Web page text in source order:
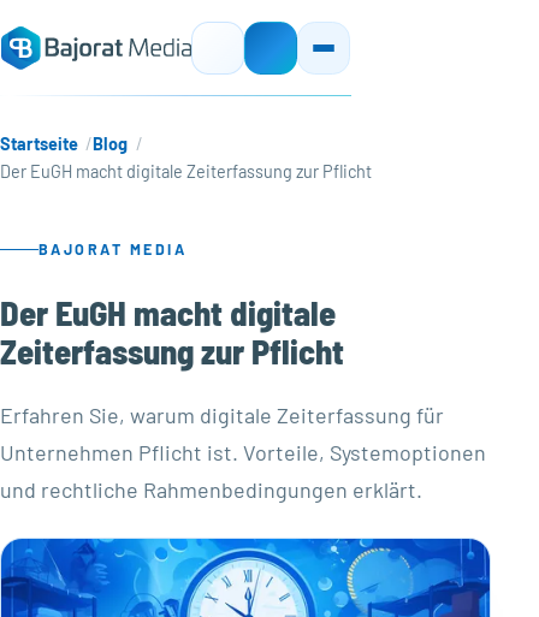
Startseite
Blog
Der EuGH macht digitale Zeiterfassung zur Pflicht
BAJORAT MEDIA
Der EuGH macht digitale
Zeiterfassung zur Pflicht
Erfahren Sie, warum digitale Zeiterfassung für
Unternehmen Pflicht ist. Vorteile, Systemoptionen
und rechtliche Rahmenbedingungen erklärt.